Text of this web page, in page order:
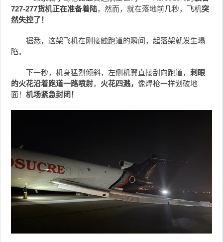
727-277货机正在准备着陆，然而，就在落地前几秒，飞机突
然失控了！
据悉，这架飞机在刚接触跑道的瞬间，起落架就发生塌
陷。
下一秒，机身猛烈倾斜，左侧机翼直接刮向跑道，刺眼
的火花沿着跑道一路喷射， 火花四溅，像焊枪一样划破地
面！机场紧急封闭！